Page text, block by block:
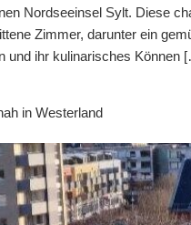
Nordseeinsel Sylt. Diese
Zimmer, darunter ein
und ihr kulinarisches Können
in Westerland